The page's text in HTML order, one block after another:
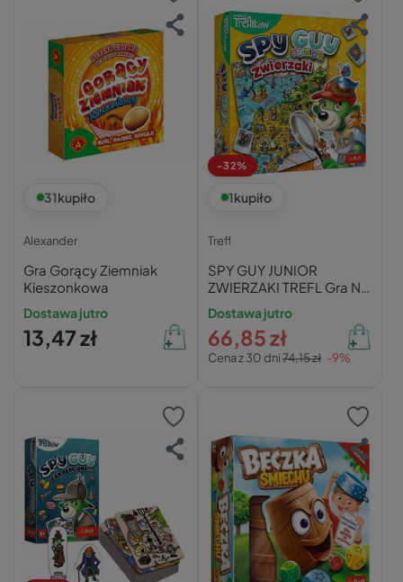
31kupiło
Alexander
Gra Gorący Ziemniak
Kieszonkowa
Dostawa jutro
13,47 zł
-32%
1kupiło
Trefl
SPY GUY JUNIOR
ZWIERZAKI TREFL Gra Na
Spostrzegawczość 3+
Trefl 02595
Dostawa jutro
Cena z 30 dni74,15 zł -9%
66,85 zł